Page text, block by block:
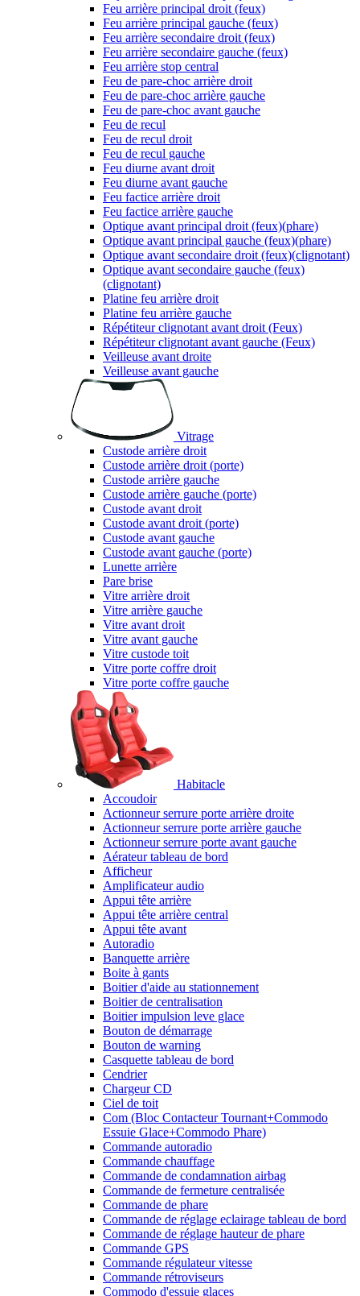
Feu arrière principal droit (feux)
Feu arrière principal gauche (feux)
Feu arrière secondaire droit (feux)
Feu arrière secondaire gauche (feux)
Feu arrière stop central
Feu de pare-choc arrière droit
Feu de pare-choc arrière gauche
Feu de pare-choc avant gauche
Feu de recul
Feu de recul droit
Feu de recul gauche
Feu diurne avant droit
Feu diurne avant gauche
Feu factice arrière droit
Feu factice arrière gauche
Optique avant principal droit (feux)(phare)
Optique avant principal gauche (feux)(phare)
Optique avant secondaire droit (feux)(clignotant)
Optique avant secondaire gauche (feux)
(clignotant)
Platine feu arrière droit
Platine feu arrière gauche
Répétiteur clignotant avant droit (Feux)
Répétiteur clignotant avant gauche (Feux)
Veilleuse avant droite
Veilleuse avant gauche
Vitrage
Custode arrière droit
Custode arrière droit (porte)
Custode arrière gauche
Custode arrière gauche (porte)
Custode avant droit
Custode avant droit (porte)
Custode avant gauche
Custode avant gauche (porte)
Lunette arrière
Pare brise
Vitre arrière droit
Vitre arrière gauche
Vitre avant droit
Vitre avant gauche
Vitre custode toit
Vitre porte coffre droit
Vitre porte coffre gauche
Habitacle
Accoudoir
Actionneur serrure porte arrière droite
Actionneur serrure porte arrière gauche
Actionneur serrure porte avant gauche
Aérateur tableau de bord
Afficheur
Amplificateur audio
Appui tête arrière
Appui tête arrière central
Appui tête avant
Autoradio
Banquette arrière
Boite à gants
Boitier d'aide au stationnement
Boitier de centralisation
Boitier impulsion leve glace
Bouton de démarrage
Bouton de warning
Casquette tableau de bord
Cendrier
Chargeur CD
Ciel de toit
Com (Bloc Contacteur Tournant+Commodo
Essuie Glace+Commodo Phare)
Commande autoradio
Commande chauffage
Commande de condamnation airbag
Commande de fermeture centralisée
Commande de phare
Commande de réglage eclairage tableau de bord
Commande de réglage hauteur de phare
Commande GPS
Commande régulateur vitesse
Commande rétroviseurs
Commodo d'essuie glaces